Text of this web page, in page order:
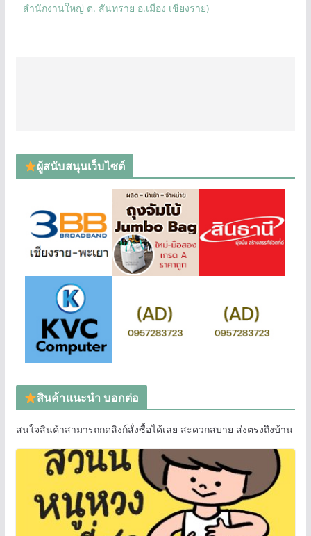
สำนักงานใหญ่ ต. สันทราย อ.เมือง เชียงราย)
ผู้สนับสนุนเว็บไซต์
สินค้าแนะนำ บอกต่อ
สนใจสินค้าสามารถกดลิงก์สั่งซื้อได้เลย สะดวกสบาย ส่งตรงถึงบ้าน